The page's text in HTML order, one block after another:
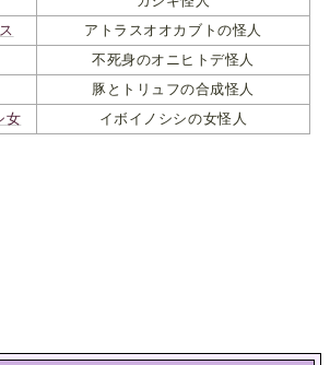
アトラスオオカブトの怪人
不死身のオニヒトデ怪人
豚とトリュフの合成怪人
女 イボイノシシの女怪人